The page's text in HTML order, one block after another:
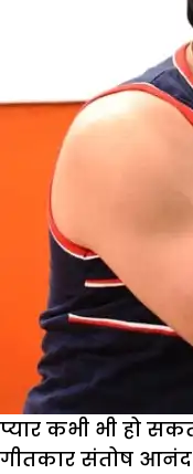
प्यार कभी भी हो
गीतकार संतोष आनंद